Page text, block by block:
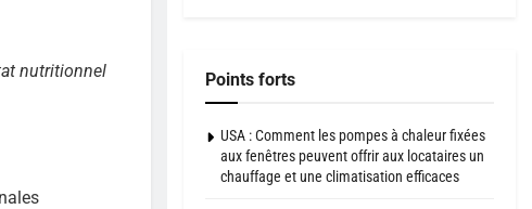
nutritionnel
Points forts
USA : Comment les pompes à chaleur fixées
aux fenêtres peuvent offrir aux locataires un
chauffage et une climatisation efficaces